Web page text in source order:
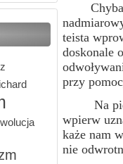
Chyba
teista
doskonale
przy
Na
wpierw
każe nam
nie